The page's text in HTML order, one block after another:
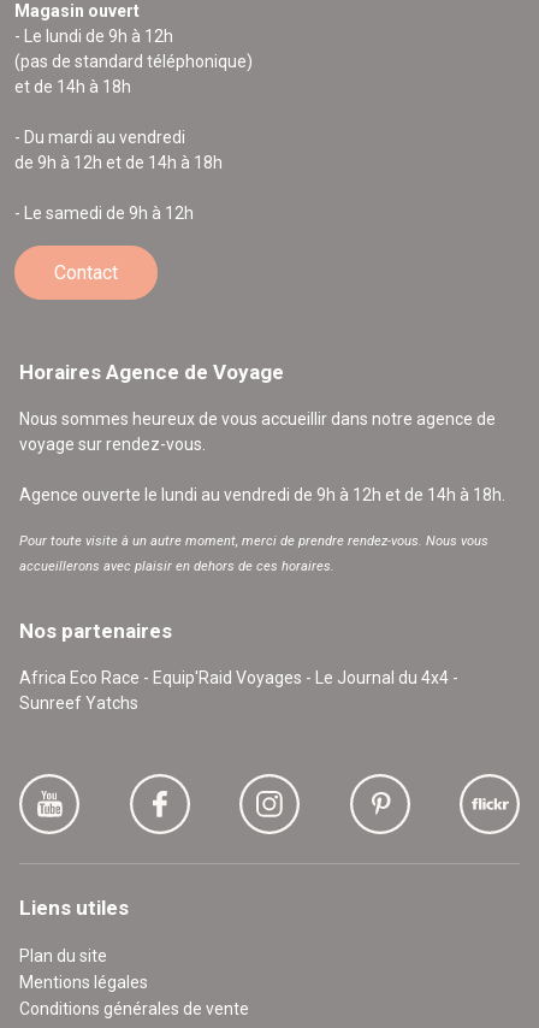
Magasin ouvert
- Le lundi de 9h à 12h
(pas de standard téléphonique)
et de 14h à 18h
- Du mardi au vendredi
de 9h à 12h et de 14h à 18h
- Le samedi de 9h à 12h
Contact
Horaires Agence de Voyage
Nous sommes heureux de vous accueillir dans notre agence de
voyage sur rendez-vous.
Agence ouverte le lundi au vendredi de 9h à 12h et de 14h à 18h.
Pour toute visite à un autre moment, merci de prendre rendez-vous. Nous vous
accueillerons avec plaisir en dehors de ces horaires.
Nos partenaires
Africa Eco Race - Equip'Raid Voyages - Le Journal du 4x4 -
Sunreef Yatchs
Liens utiles
Plan du site
Mentions légales
Conditions générales de vente